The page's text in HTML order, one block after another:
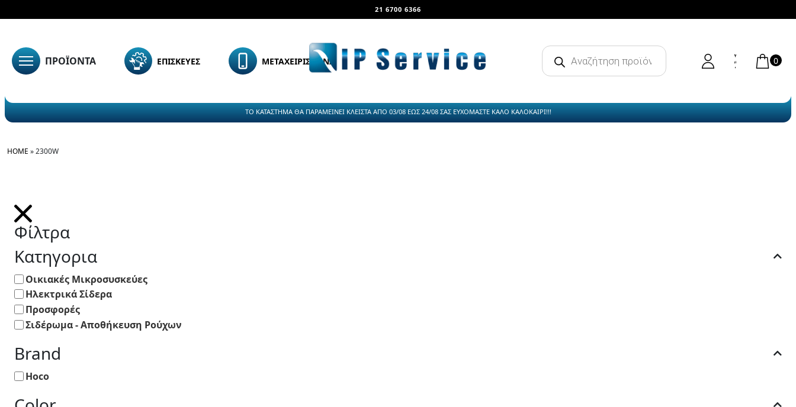
21 6700 6366
ΠΡΟΪΟΝΤΑ ΕΠΙΣΚΕΥΕΣ ΜΕΤΑΧΕΙΡΙΣΜΕΝΑ
Products
search 0
ΤΟ ΚΑΤΑΣΤΗΜΑ ΘΑ ΠΑΡΑΜΕΙΝΕΙ ΚΛΕΙΣΤΑ ΑΠΟ 03/08 ΕΩΣ 24/08 ΣΑΣ ΕΥΧΟΜΑΣΤΕ ΚΑΛΟ ΚΑΛΟΚΑΙΡΙ!!!
HOME »2300W
Φίλτρα
Κατηγορια
Οικιακές Μικροσυσκεύες
Ηλεκτρικά Σίδερα
Προσφορές
Σιδέρωμα - Αποθήκευση Ρούχων
Brand
Hoco